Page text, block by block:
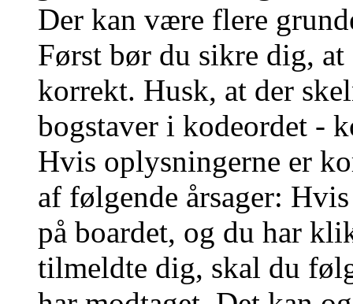
Der kan være flere
Først bør du sikre dig,
korrekt. Husk, at der
bogstaver i kodeordet -
Hvis oplysningerne er
af følgende årsager:
på boardet, og du har
tilmeldte dig, skal du